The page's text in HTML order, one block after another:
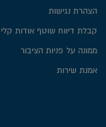
הצהרת נגישות
קבלת דיווח שוטף אודות
ממונה על פניות הציבור
אמנת שירות